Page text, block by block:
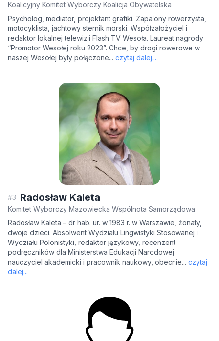
Koalicyjny Komitet Wyborczy Koalicja Obywatelska
Psycholog, mediator, projektant grafiki. Zapalony rowerzysta,
motocyklista, jachtowy sternik morski. Współzałożyciel i
redaktor lokalnej telewizji Flash TV Wesoła. Laureat nagrody
“Promotor Wesołej roku 2023”. Chce, by drogi rowerowe w
naszej Wesołej były połączone... czytaj dalej...
#3 Radosław Kaleta
Komitet Wyborczy Mazowiecka Wspólnota Samorządowa
Radosław Kaleta – dr hab. ur. w 1983 r. w Warszawie, żonaty,
dwoje dzieci. Absolwent Wydziału Lingwistyki Stosowanej i
Wydziału Polonistyki, redaktor językowy, recenzent
podręczników dla Ministerstwa Edukacji Narodowej,
nauczyciel akademicki i pracownik naukowy, obecnie... czytaj
dalej...